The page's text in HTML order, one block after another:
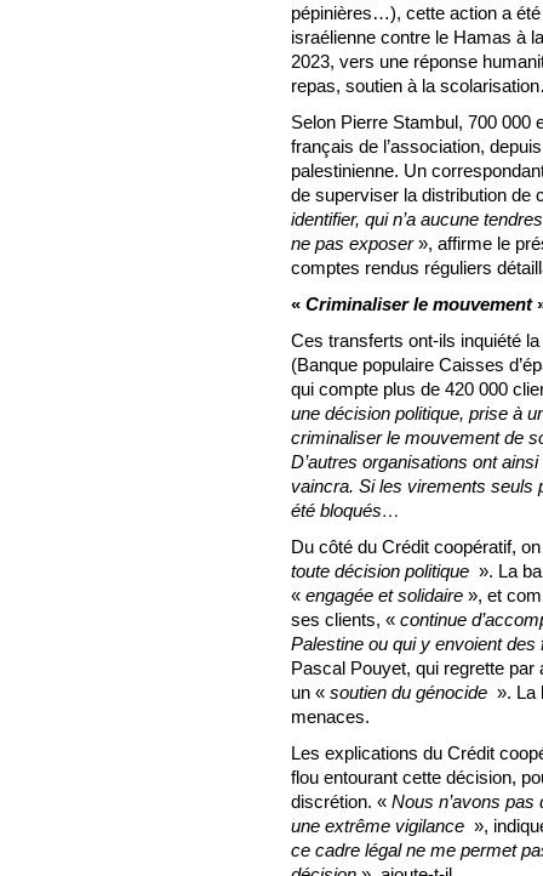
pépinières…), cette action a été
israélienne contre le Hamas à
2023, vers une réponse
repas, soutien à la
Selon Pierre Stambul, 700 000
français de l’association,
palestinienne. Un
de superviser la distribution de
identifier, qui n’a aucune
ne pas exposer», affirme le
comptes rendus réguliers
« Criminaliser le mouvement
Ces transferts ont-ils inquiété
(Banque populaire Caisses
qui compte plus de 420 000
une décision politique, prise à
criminaliser le mouvement de
D’autres organisations ont
vaincra. Si les virements seuls
été bloqués…
Du côté du Crédit coopératif,
toute décision politique ». La
« engagée et solidaire », et
ses clients, « continue
Palestine ou qui y envoient des
Pascal Pouyet, qui regrette
un « soutien du génocide ». La
menaces.
Les explications du Crédit
flou entourant cette décision,
discrétion. « Nous n’avons pas
une extrême vigilance »,
ce cadre légal ne me permet